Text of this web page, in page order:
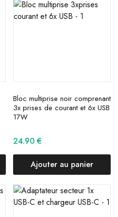
Bloc multiprise noir comprenant
3x prises de courant et 6x USB
17W
24.90 €
Ajouter au panier